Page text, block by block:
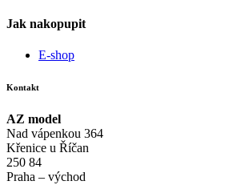
Jak nakopupit
E-shop
Kontakt
AZ model
Nad vápenkou 364
Křenice u Říčan
250 84
Praha – východ